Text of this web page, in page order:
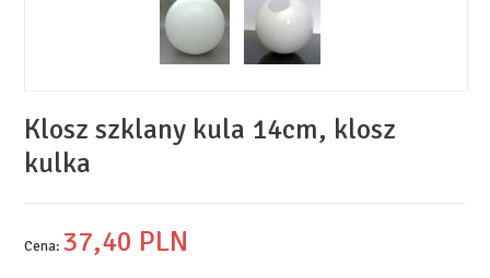
Klosz szklany kula 14cm, klosz
kulka
Cena: 37,40 PLN